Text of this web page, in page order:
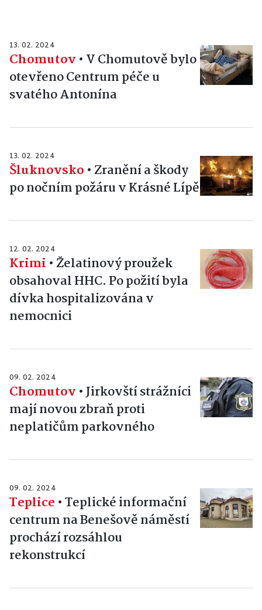
13. 02. 2024
Chomutov • V Chomutově bylo
otevřeno Centrum péče u
svatého Antonína
13. 02. 2024
Šluknovsko • Zranění a škody
po nočním požáru v Krásné Lípě
12. 02. 2024
Krimi • Želatinový proužek
obsahoval HHC. Po požití byla
dívka hospitalizována v
nemocnici
09. 02. 2024
Chomutov •Jirkovští strážníci
mají novou zbraň proti
neplatičům parkovného
09. 02. 2024
Teplice •Teplické informační
centrum na Benešově náměstí
prochází rozsáhlou
rekonstrukcí